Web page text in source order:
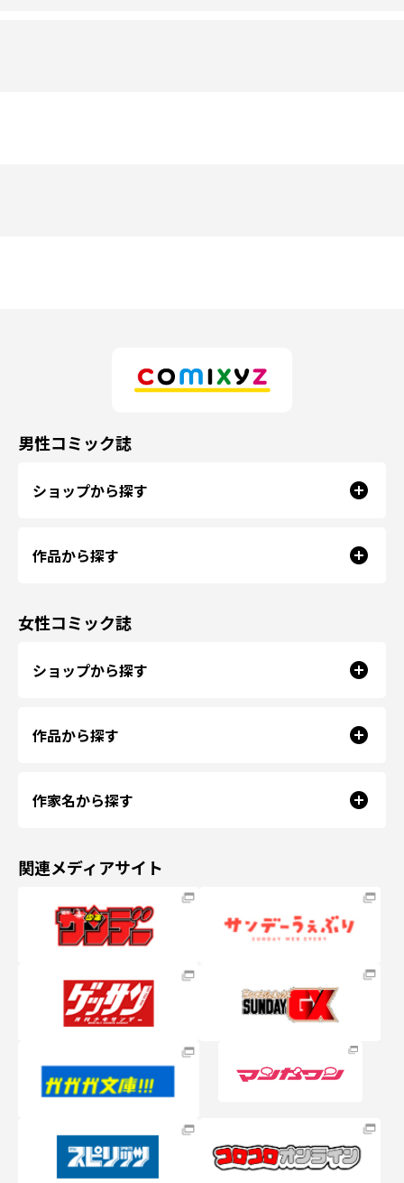
男性コミック誌
ショップから探す
作品から探す
女性コミック誌
ショップから探す
作品から探す
作家名から探す
関連メディアサイト